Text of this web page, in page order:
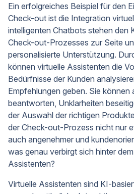
Ein erfolgreiches Beispiel für den
Check-out ist die Integration
intelligenten Chatbots stehen den
Check-out-Prozesses zur Seite
personalisierte Unterstützung.
können virtuelle Assistenten die
Bedürfnisse der Kunden
Empfehlungen geben. Sie können
beantworten, Unklarheiten
der Auswahl der richtigen
der Check-out-Prozess nicht nur
auch angenehmer und
was genau verbirgt sich hinter
Assistenten?
Virtuelle Assistenten sind KI-